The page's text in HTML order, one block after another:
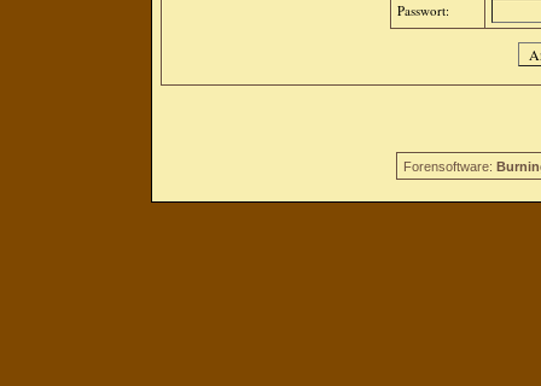
Passwort:
Forensoftware: